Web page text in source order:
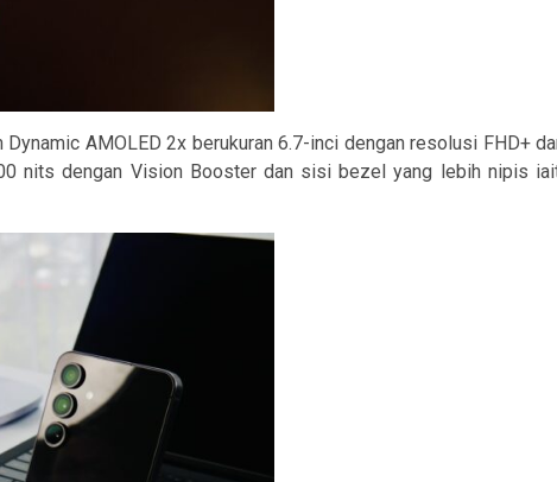
AMOLED 2x berukuran 6.7-inci dengan resolusi FHD+
nits dengan Vision Booster dan sisi bezel yang lebih nipis